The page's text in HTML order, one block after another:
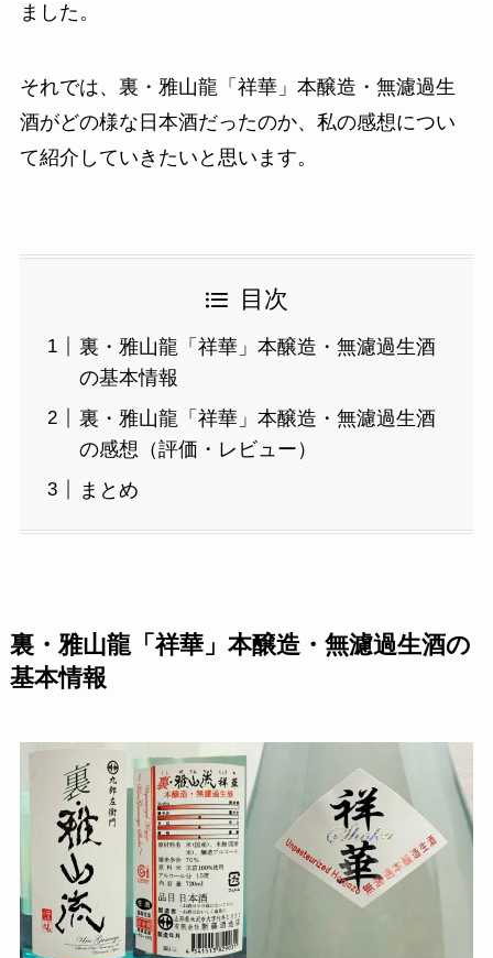
ました。
それでは、裏・雅山龍「祥華」本醸造・無濾過生
酒がどの様な日本酒だったのか、私の感想につい
て紹介していきたいと思います。
目次
裏・雅山龍「祥華」本醸造・無濾過生酒
の基本情報
裏・雅山龍「祥華」本醸造・無濾過生酒
の感想（評価・レビュー）
まとめ
裏・雅山龍「祥華」本醸造・無濾過生酒の
基本情報